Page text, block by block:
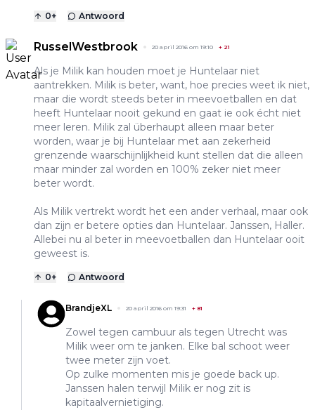
0+ Antwoord
RusselWestbrook 20 april 2016 om 19:10 + 21
Als je Milik kan houden moet je Huntelaar niet
aantrekken. Milik is beter, want, hoe precies weet ik niet,
maar die wordt steeds beter in meevoetballen en dat
heeft Huntelaar nooit gekund en gaat ie ook écht niet
meer leren. Milik zal überhaupt alleen maar beter
worden, waar je bij Huntelaar met aan zekerheid
grenzende waarschijnlijkheid kunt stellen dat die alleen
maar minder zal worden en 100% zeker niet meer
beter wordt.
Als Milik vertrekt wordt het een ander verhaal, maar ook
dan zijn er betere opties dan Huntelaar. Janssen, Haller.
Allebei nu al beter in meevoetballen dan Huntelaar ooit
geweest is.
0+ Antwoord
BrandjeXL 20 april 2016 om 19:31 + 81
Zowel tegen cambuur als tegen Utrecht was
Milik weer om te janken. Elke bal schoot weer
twee meter zijn voet.
Op zulke momenten mis je goede back up.
Janssen halen terwijl Milik er nog zit is
kapitaalvernietiging.